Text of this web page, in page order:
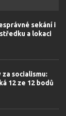
sekání i
a lokaci
socialismu:
12 ze 12 bodů